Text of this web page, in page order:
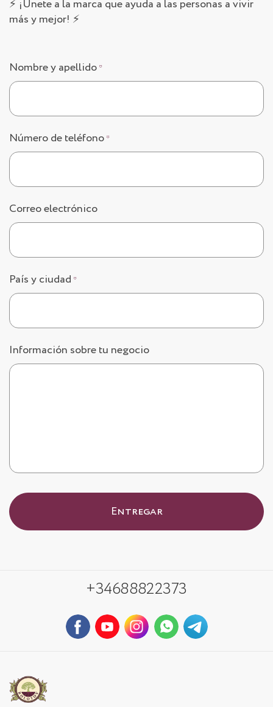
⚡️ ¡Únete a la marca que ayuda a las personas a vivir
más y mejor! ⚡️
Nombre y apellido *
Número de teléfono *
Correo electrónico
País y ciudad *
Información sobre tu negocio
Entregar
+34688822373